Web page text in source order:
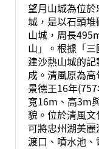
望月山城為位
城，是以石頭
山城，周長
山」。根據「
建沙熱山城的
成。清風原為
景德王16年
寬16m、高3m
貌。位於清風文
可將忠州湖美
渡口、噴水池、